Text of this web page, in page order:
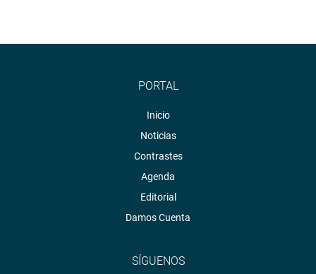
PORTAL
Inicio
Noticias
Contrastes
Agenda
Editorial
Damos Cuenta
SÍGUENOS